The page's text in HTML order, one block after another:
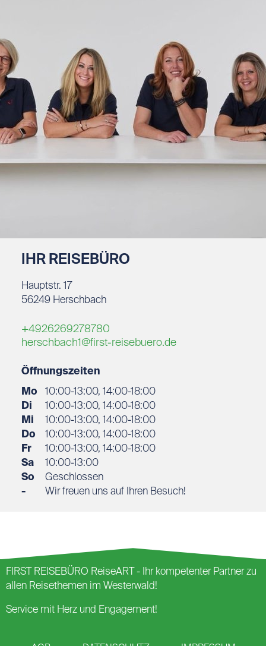
IHR REISEBÜRO
Hauptstr. 17
56249 Herschbach
+4926269278780
herschbach1@first-reisebuero.de
Öffnungszeiten
Mo
10:00-13:00, 14:00-18:00
Di
10:00-13:00, 14:00-18:00
Mi
10:00-13:00, 14:00-18:00
Do
10:00-13:00, 14:00-18:00
Fr
10:00-13:00, 14:00-18:00
Sa
10:00-13:00
So
Geschlossen
-
Wir freuen uns auf Ihren Besuch!
FIRST REISEBÜRO ReiseART - Ihr kompetenter Partner zu
allen Reisethemen im Westerwald!
Service mit Herz und Engagement!